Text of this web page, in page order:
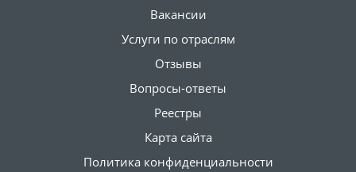
Вакансии
Услуги по отраслям
Отзывы
Вопросы-ответы
Реестры
Карта сайта
Политика конфиденциальности